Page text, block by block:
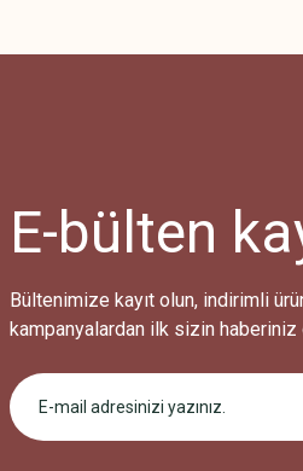
E-bülten
Bültenimize kayıt olun, indirimli
kampanyalardan ilk sizin haberiniz